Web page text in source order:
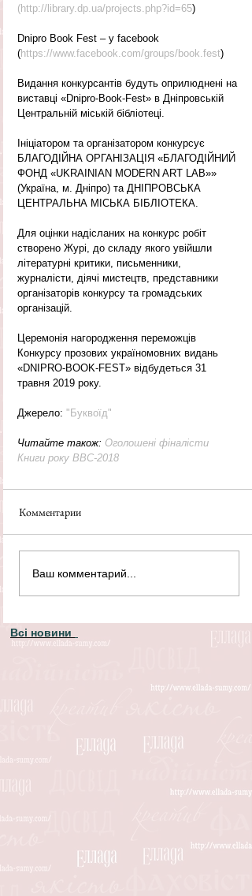
(http://library.dp.ua/projects.php?id=65)
Dnipro Book Fest – у facebook
(https://www.facebook.com/groups/book.fest)
Видання конкурсантів будуть оприлюднені на
виставці «Dnipro-Book-Fest» в Дніпровській
Центральній міській бібліотеці.
Ініціатором та організатором конкурсує
БЛАГОДІЙНА ОРГАНІЗАЦІЯ «БЛАГОДІЙНИЙ
ФОНД «UKRAINIAN MODERN ART LAB»»
(Україна, м. Дніпро) та ДНІПРОВСЬКА
ЦЕНТРАЛЬНА МІСЬКА БІБЛІОТЕКА.
Для оцінки надісланих на конкурс робіт
створено Журі, до складу якого увійшли
літературні критики, письменники,
журналісти, діячі мистецтв, представники
організаторів конкурсу та громадських
організацій.
Церемонія нагородження переможців
Конкурсу прозових україномовних видань
«DNIPRO-BOOK-FEST» відбудеться 31
травня 2019 року.
Джерело: "Буквоїд"
Читайте також: Оголошені фіналісти
Книги року ВВС-2018
Комментарии
Ваш комментарий...
Всі новини